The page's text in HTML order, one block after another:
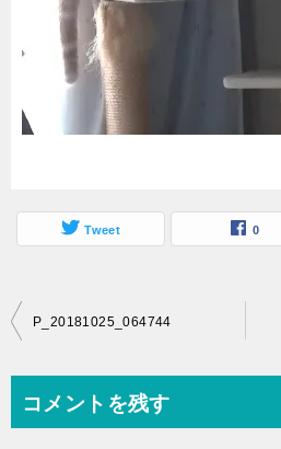
Tweet 0
投
ビ
P_20181025_064744
コメントを残す